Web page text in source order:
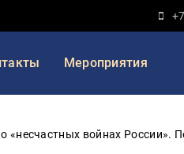
Мероприятия
«несчастных войнах России».